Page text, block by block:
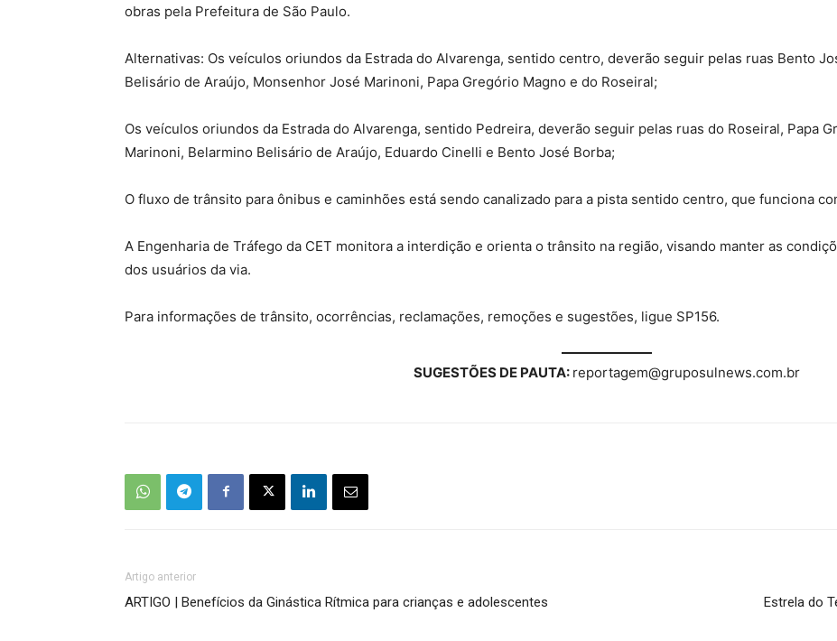
obras pela Prefeitura de São Paulo.
Alternativas: Os veículos oriundos da Estrada do Alvarenga, sentido centro, deverão seguir pelas ruas Bento
Belisário de Araújo, Monsenhor José Marinoni, Papa Gregório Magno e do Roseiral;
Os veículos oriundos da Estrada do Alvarenga, sentido Pedreira, deverão seguir pelas ruas do Roseiral, Papa
Marinoni, Belarmino Belisário de Araújo, Eduardo Cinelli e Bento José Borba;
O fluxo de trânsito para ônibus e caminhões está sendo canalizado para a pista sentido centro, que funciona
A Engenharia de Tráfego da CET monitora a interdição e orienta o trânsito na região, visando manter as
dos usuários da via.
Para informações de trânsito, ocorrências, reclamações, remoções e sugestões, ligue SP156.
SUGESTÕES DE PAUTA: reportagem@gruposulnews.com.br
Artigo anterior
ARTIGO | Benefícios da Ginástica Rítmica para crianças e adolescentes Estrela do